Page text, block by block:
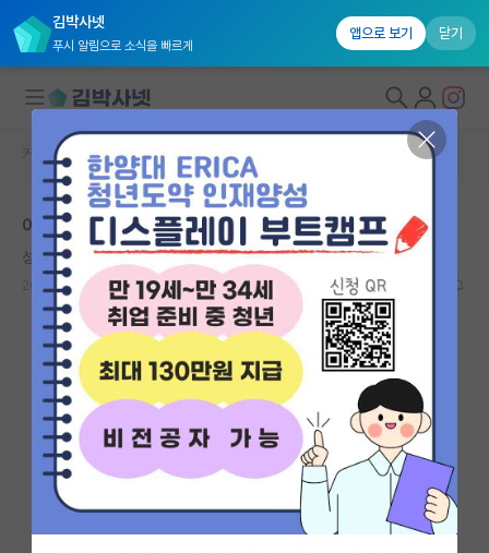
김박사넷
푸시 알림으로 소식을 빠르게
앱으로 보기 닫기
대학원생 모집
국내대학원 정보
연구실&오픈랩
커뮤니티
커뮤니티 홈
전체글보기
베스트 게시판
IF 명예의전당
자유 게시판(아무개랩)
커뮤니티 홈 자유 게시판(아무개랩)
이중에 이건 아니다 하는 연구분야 있으실까요?
성급한 베르너 하이젠버그
2022.08.07 23 7898